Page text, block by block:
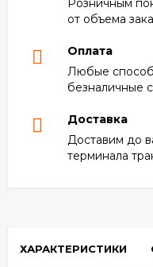
Розничным
от объема
Оплата
Любые
безналичные
Доставка
Доставим до
терминала
ХАРАКТЕРИСТИКИ